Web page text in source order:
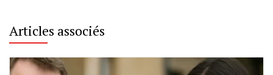
Articles associés